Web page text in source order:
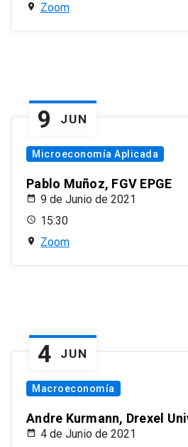
Zoom
9 JUN
Microeconomía Aplicada
Pablo Muñoz, FGV EPGE
9 de Junio de 2021
15:30
Zoom
4 JUN
Macroeconomía
Andre Kurmann, Drexel
4 de Junio de 2021